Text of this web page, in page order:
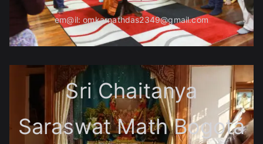
em@il: omkarnathdas2349@gmail.com
Sri Chaitanya
Saraswat Math Bogotá